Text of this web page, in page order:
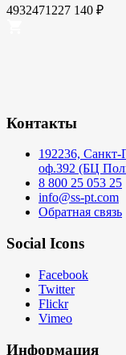
4932471227 140 ₽
Контакты
192236, Санкт-
оф.392 (БЦ
8 800 25 053 25
info@ss-pt.com
Обратная связь
Social Icons
Facebook
Twitter
Flickr
Vimeo
Информация